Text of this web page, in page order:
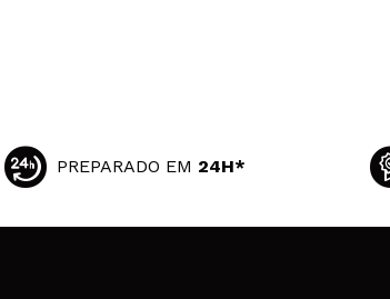
PREPARADO EM 24H*